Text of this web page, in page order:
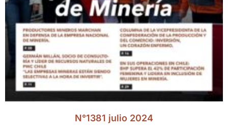
N°1381 julio 2024